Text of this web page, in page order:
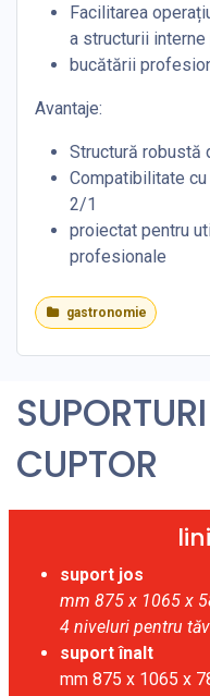
Facilitarea
a structurii
bucătării
Avantaje:
Structură robustă
Compatibilitate
2/1
proiectat pentru
profesionale
gastronomie
CUPTOR
suport jos
mm 875 x 1065 x
4 niveluri pentru
suport înalt
mm 875 x 1065 x